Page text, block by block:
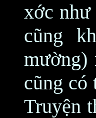
xớc như
cũng
mường)
cũng có
Truyện